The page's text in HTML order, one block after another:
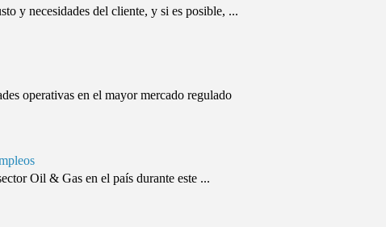
y necesidades del cliente, y si es posible, ...
operativas en el mayor mercado regulado
Oil & Gas en el país durante este ...